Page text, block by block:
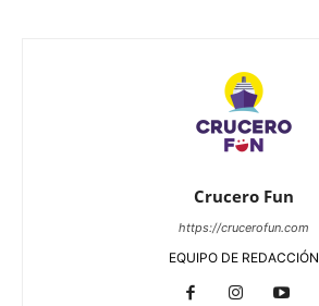
Crucero Fun
https://crucerofun.com
EQUIPO DE REDACCIÓN